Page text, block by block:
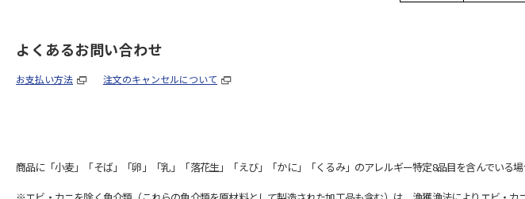
よくあるお問い合わせ
お支払い方法 注文のキャンセルについて
商品に「小麦」「そば」「卵」「乳」「落花生」「えび」「かに」「くるみ」のアレルギー特定8品目を含んでいる場